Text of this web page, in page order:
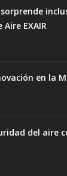
EXAIR
en la
del aire